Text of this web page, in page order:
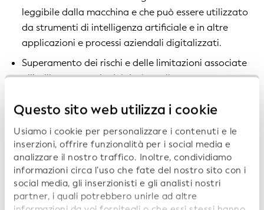
Questo sito web utilizza i cookie
Usiamo i cookie per personalizzare i contenuti e le
inserzioni, offrire funzionalità per i social media e
analizzare il nostro traffico. Inoltre, condividiamo
informazioni circa l’uso che fate del nostro sito con i
social media, gli inserzionisti e gli analisti nostri
partner, i quali potrebbero unirle ad altre
leggibile dalla macchina e che può essere utilizzato
da strumenti di intelligenza artificiale e in altre
applicazioni e processi aziendali digitalizzati.
Superamento dei rischi e delle limitazioni associate
all’utilizzo manuale dei dati, quali tempo,
elevati.
Creando set di dati più ricchi con una migliore
categorizzazione delle persone giuridiche, lo
strumento promuove una comprensione e una
trasparenza maggiori nel mercato globale. Funziona
con il LEI per creare un set di dati coerente a livello